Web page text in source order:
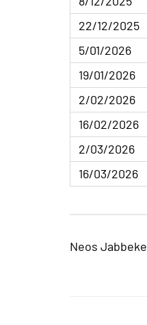
22/12/2025
5/01/2026
19/01/2026
2/02/2026
16/02/2026
2/03/2026
16/03/2026
Neos Jabbeke